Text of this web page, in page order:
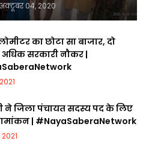
अक्टूबर 04, 2020
का छोटा सा बाजार, दो
सरकारी नौकर |
ने जिला पंचायत सदस्य पद के लिए
| #NayaSaberaNetwork